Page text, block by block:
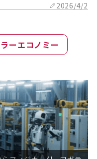
2026/4/2
ーエコノミー